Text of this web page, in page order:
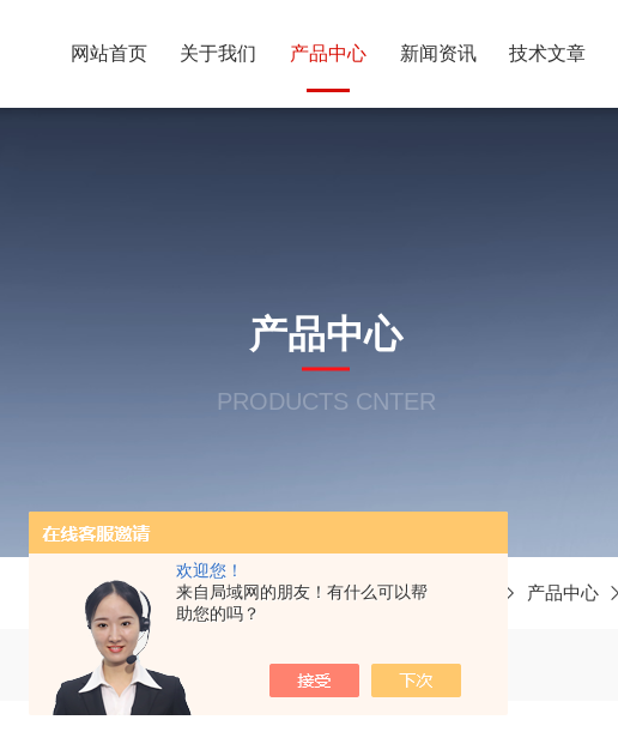
欢迎您！
来自局域网的朋友！有什么可以帮
助您的吗？
网站首页 关于我们 产品中心 新闻资讯 技术文章
产品中心
PRODUCTS CNTER
当前位置： 产品中心